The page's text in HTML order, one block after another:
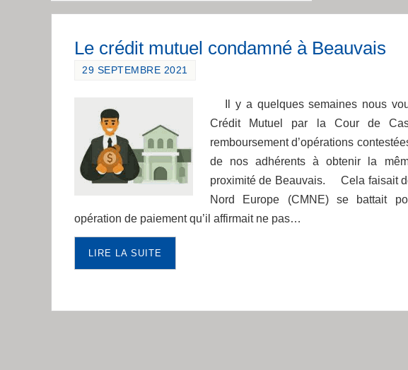
Le crédit mutuel condamné à Beauvais
29 SEPTEMBRE 2021
Il y a quelques semaines nous
Crédit Mutuel par la Cour de
remboursement d’opérations
de nos adhérents à obtenir la
proximité de Beauvais. Cela faisait
Nord Europe (CMNE) se battait
opération de paiement qu’il affirmait ne pas…
LIRE LA SUITE